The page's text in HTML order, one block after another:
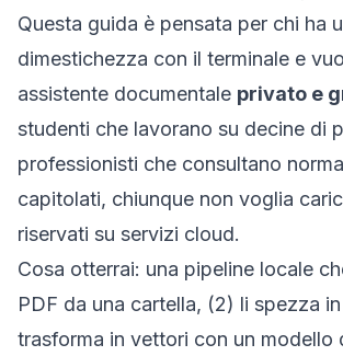
Questa guida è pensata per chi ha
dimestichezza con il terminale e
assistente documentale privato e
studenti che lavorano su decine di
professionisti che consultano
capitolati, chiunque non voglia
riservati su servizi cloud.
Cosa otterrai: una pipeline locale
PDF da una cartella, (2) li spezza
trasforma in vettori con un modello